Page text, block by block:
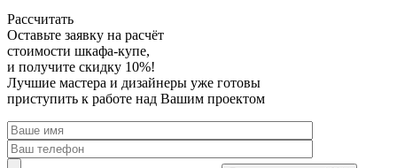
Рассчитать
Оставьте заявку на расчёт
стоимости шкафа-купе,
и получите скидку 10%!
Лучшие мастера и дизайнеры уже готовы
приступить к работе над Вашим проектом